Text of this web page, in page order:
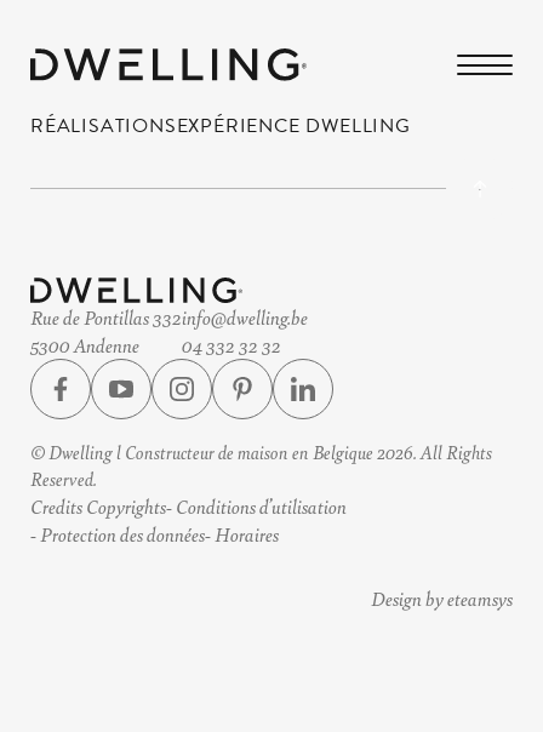
RÉALISATIONSEXPÉRIENCE DWELLING
Rue de Pontillas 332
5300 Andenne
info@dwelling.be
04 332 32 32
© Dwelling l Constructeur de maison en Belgique 2026. All Rights
Reserved.
Credits Copyrights Conditions d’utilisation
Protection des données Horaires
Design by eteamsys